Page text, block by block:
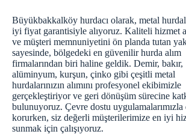
Büyükbakkalköy hurdacı olarak, metal
iyi fiyat garantisiyle alıyoruz. Kaliteli hizmet
ve müşteri memnuniyetini ön planda tutan
sayesinde, bölgedeki en güvenilir hurda alım
firmalarından biri haline geldik. Demir, bakır,
alüminyum, kurşun, çinko gibi çeşitli metal
hurdalarınızın alımını profesyonel ekibimizle
gerçekleştiriyor ve geri dönüşüm sürecine
bulunuyoruz. Çevre dostu uygulamalarımızla
korurken, siz değerli müşterilerimize en iyi
sunmak için çalışıyoruz.